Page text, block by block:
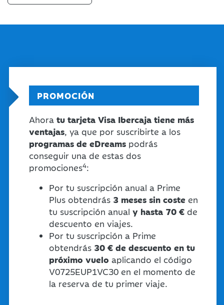
PROMOCIÓN
Ahora tu tarjeta Visa Ibercaja tiene más
ventajas, ya que por suscribirte a los
programas de eDreams podrás
conseguir una de estas dos
promociones4:
Por tu suscripción anual a Prime
Plus obtendrás 3 meses sin coste en
tu suscripción anual y hasta 70 € de
descuento en viajes.
Por tu suscripción a Prime
obtendrás 30 € de descuento en tu
próximo vuelo aplicando el código
V0725EUP1VC30 en el momento de
la reserva de tu primer viaje.